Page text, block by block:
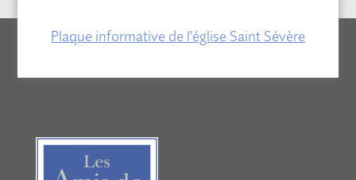
Plaque informative de l’église Saint Sévère